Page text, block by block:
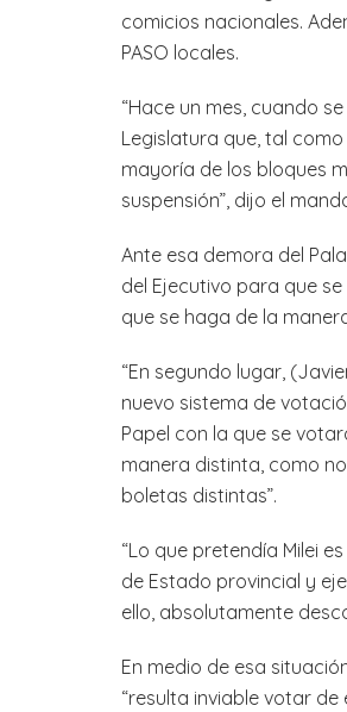
comicios nacionales.
PASO locales.
“Hace un mes, cuando
Legislatura que, tal
mayoría de los bloques
suspensión”, dijo el
Ante esa demora del
del Ejecutivo para que
que se haga de la
“En segundo lugar,
nuevo sistema de
Papel con la que se
manera distinta, como
boletas distintas”.
“Lo que pretendía Milei
de Estado provincial y
ello, absolutamente
En medio de esa
“resulta inviable votar